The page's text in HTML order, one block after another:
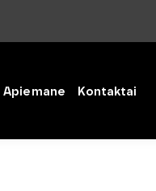
Apie mane Kontaktai